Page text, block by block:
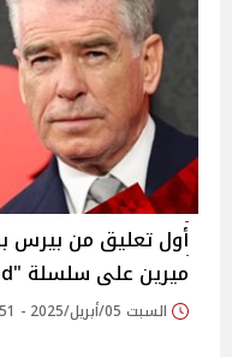
أول تعليق من بيرس
ميرين على سلسلة "James Bond"
السبت 05/أبريل/2025 - 06:51 م